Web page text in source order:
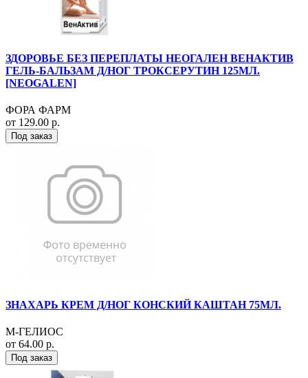
ЗДОРОВЬЕ БЕЗ ПЕРЕПЛАТЫ НЕОГАЛЕН ВЕНАКТИВ
ГЕЛЬ-БАЛЬЗАМ Д/НОГ ТРОКСЕРУТИН 125МЛ.
[NEOGALEN]
ФОРА ФАРМ
от 129.00 р.
Под заказ
ЗНАХАРЬ КРЕМ Д/НОГ КОНСКИЙ КАШТАН 75МЛ.
М-ГЕЛИОС
от 64.00 р.
Под заказ